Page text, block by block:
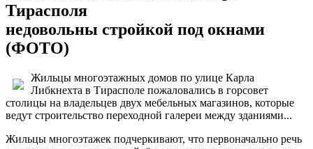
Тирасполя
недовольны стройкой под окнами
(ФОТО)
Жильцы многоэтажных домов по улице Карла
Либкнехта в Тирасполе пожаловались в горсовет
столицы на владельцев двух мебельных магазинов, которые
ведут строительство переходной галереи между зданиями...
Жильцы многоэтажек подчеркивают, что первоначально речь